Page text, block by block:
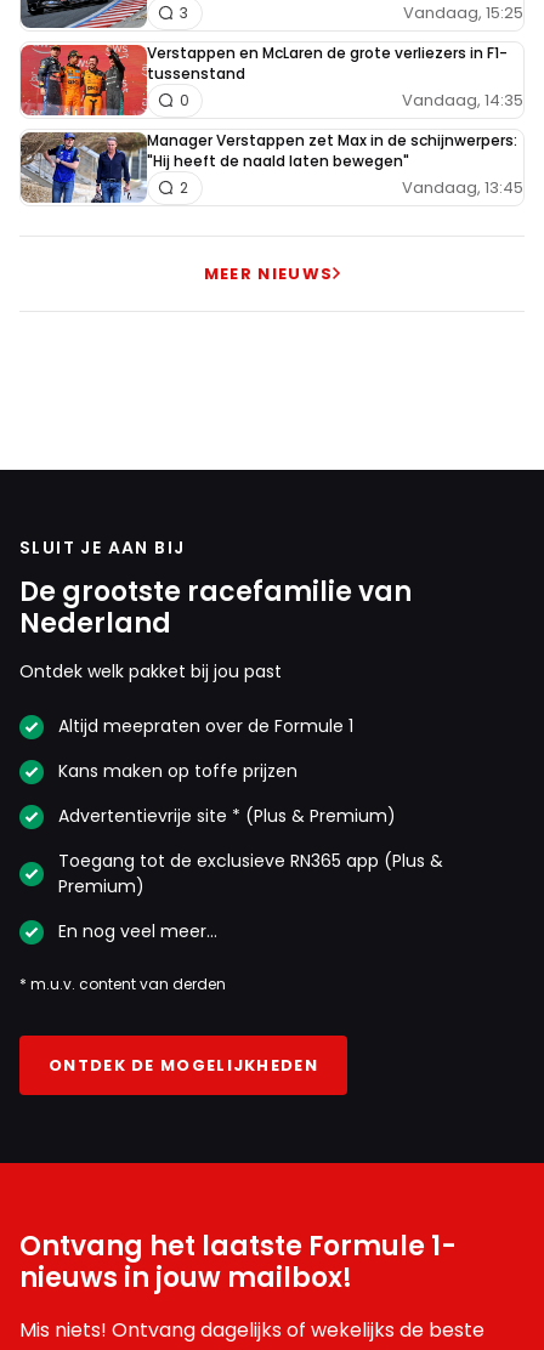
Vandaag, 15:25
3
Verstappen en McLaren de grote verliezers in F1-
tussenstand
Vandaag, 14:35
0
Manager Verstappen zet Max in de schijnwerpers:
"Hij heeft de naald laten bewegen"
Vandaag, 13:45
2
MEER NIEUWS
SLUIT JE AAN BIJ
De grootste racefamilie van
Nederland
Ontdek welk pakket bij jou past
Altijd meepraten over de Formule 1
Kans maken op toffe prijzen
Advertentievrije site * (Plus & Premium)
Toegang tot de exclusieve RN365 app (Plus &
Premium)
En nog veel meer…
* m.u.v. content van derden
ONTDEK DE MOGELIJKHEDEN
Ontvang het laatste Formule 1-
nieuws in jouw mailbox!
Mis niets! Ontvang dagelijks of wekelijks de beste